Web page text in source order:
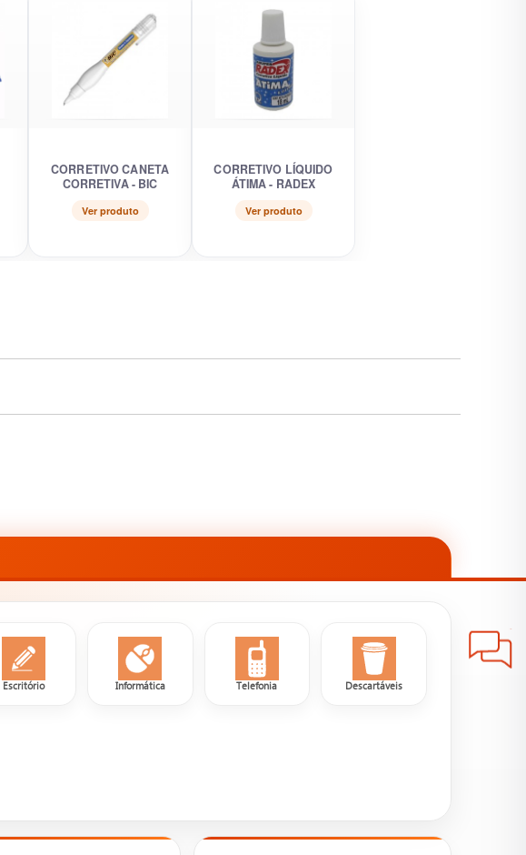
CORRETIVO CANETA
CORRETIVA - BIC
Ver produto
CORRETIVO LÍQUIDO
ÁTIMA - RADEX
Ver produto
Escritório Informática Telefonia Descartáveis